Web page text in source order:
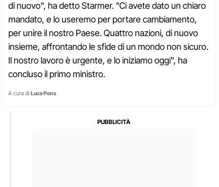
di nuovo", ha detto Starmer. "Ci avete dato un chiaro
mandato, e lo useremo per portare cambiamento,
per unire il nostro Paese. Quattro nazioni, di nuovo
insieme, affrontando le sfide di un mondo non sicuro.
Il nostro lavoro è urgente, e lo iniziamo oggi", ha
concluso il primo ministro.
A cura di Luca Pons